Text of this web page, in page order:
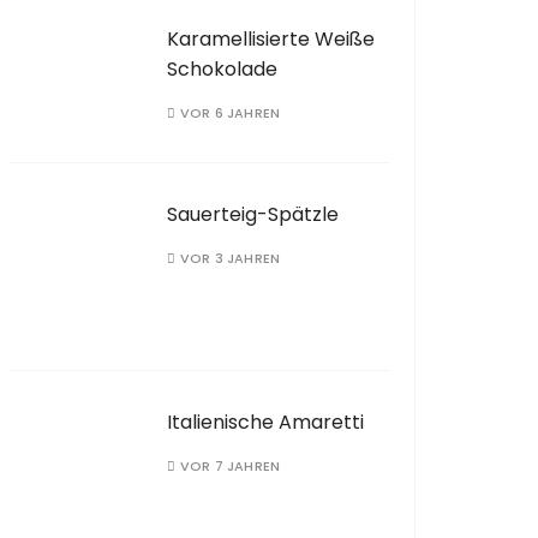
Karamellisierte Weiße
Schokolade
VOR 6 JAHREN
Sauerteig-Spätzle
VOR 3 JAHREN
Italienische Amaretti
VOR 7 JAHREN